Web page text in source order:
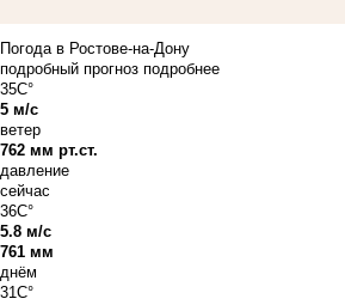
Погода в Ростове-на-Дону
подробный прогноз подробнее
35C°
5 м/с
ветер
762 мм рт.ст.
давление
сейчас
36C°
5.8 м/с
761 мм
днём
31C°